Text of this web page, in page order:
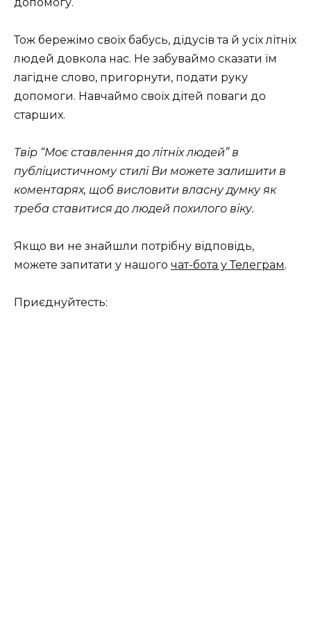
Тож бережімо своїх бабусь, дідусів та й усіх літніх
людей довкола нас. Не забуваймо сказати їм
лагідне слово, пригорнути, подати руку
допомоги. Навчаймо своїх дітей поваги до
старших.
Твір “Моє ставлення до літніх людей” в
публіцистичному стилі Ви можете залишити в
коментарях, щоб висловити власну думку як
треба ставитися до людей похилого віку.
Якщо ви не знайшли потрібну відповідь,
можете запитати у нашого чат-бота у Телеграм.
Приєднуйтесть: